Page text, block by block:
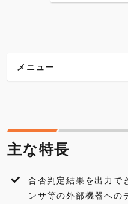
メニュー
仕様
標準付属品
外観寸法図
主な特長
合否判定結果を出力で
ンサ等の外部機器への